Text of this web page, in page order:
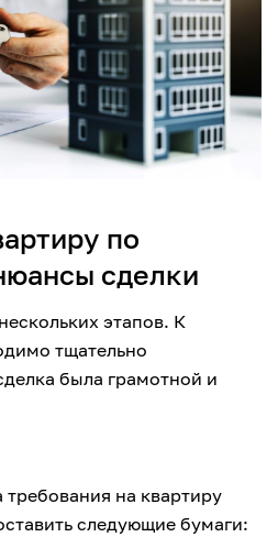
по
сделки
этапов. К
тщательно
была грамотной и
на квартиру
следующие бумаги: